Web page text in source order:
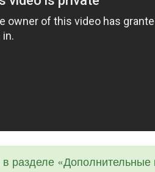
разделе «Дополнительные